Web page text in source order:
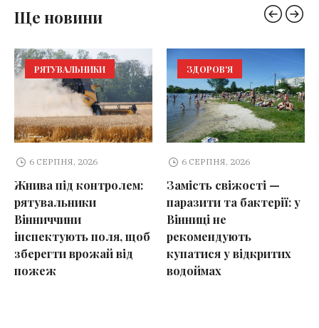
Ще новини
РЯТУВАЛЬНИКИ
6 СЕРПНЯ, 2026
Жнива під контролем:
рятувальники
Вінниччини
інспектують поля, щоб
зберегти врожай від
пожеж
ЗДОРОВ'Я
6 СЕРПНЯ, 2026
Замість свіжості —
паразити та бактерії: у
Вінниці не
рекомендують
купатися у відкритих
водоймах